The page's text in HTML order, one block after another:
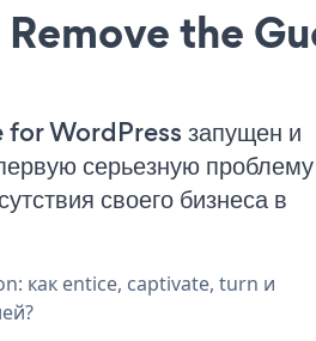
Remove the
WordPress запущен и
серьезную проблему
своего бизнеса в
как entice, captivate, turn и